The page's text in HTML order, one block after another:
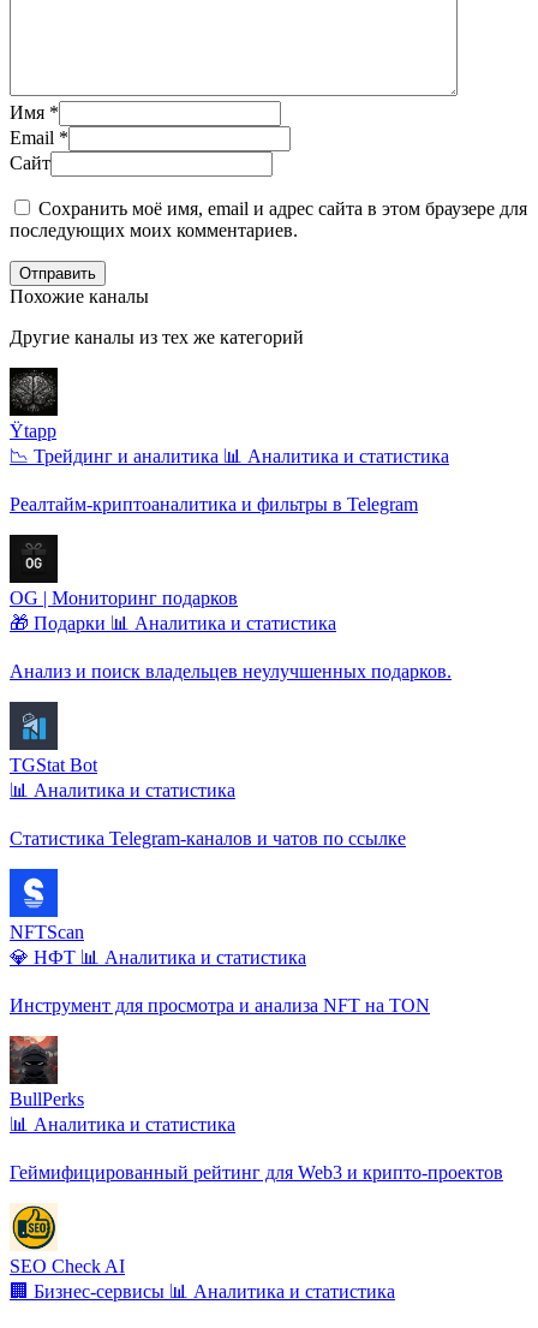
Имя *
Email *
Сайт
Сохранить моё имя, email и адрес сайта в этом браузере для
последующих моих комментариев.
Отправить
Похожие каналы
Другие каналы из тех же категорий
Ÿtapp
📉 Трейдинг и аналитика 📊 Аналитика и статистика
Реалтайм-криптоаналитика и фильтры в Telegram
OG | Мониторинг подарков
🎁 Подарки 📊 Аналитика и статистика
Анализ и поиск владельцев неулучшенных подарков.
TGStat Bot
📊 Аналитика и статистика
Статистика Telegram-каналов и чатов по ссылке
NFTScan
💎 НФТ 📊 Аналитика и статистика
Инструмент для просмотра и анализа NFT на TON
BullPerks
📊 Аналитика и статистика
Геймифицированный рейтинг для Web3 и крипто-проектов
SEO Check AI
🏢 Бизнес-сервисы 📊 Аналитика и статистика